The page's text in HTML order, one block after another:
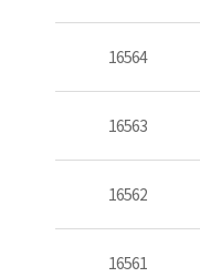
16564
16563
16562
16561